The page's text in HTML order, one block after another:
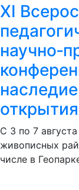
XI
С 3 по 7
живописных
числе в